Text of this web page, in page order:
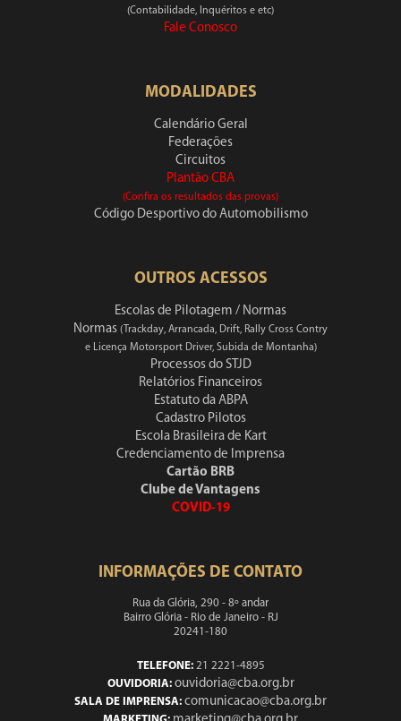
(Contabilidade, Inquéritos e etc)
Fale Conosco
MODALIDADES
Calendário Geral
Federações
Circuitos
Plantão CBA
(Confira os resultados das provas)
Código Desportivo do Automobilismo
OUTROS ACESSOS
Escolas de Pilotagem / Normas
Normas (Trackday, Arrancada, Drift, Rally Cross Contry
e Licença Motorsport Driver, Subida de Montanha)
Processos do STJD
Relatórios Financeiros
Estatuto da ABPA
Cadastro Pilotos
Escola Brasileira de Kart
Credenciamento de Imprensa
Cartão BRB
Clube de Vantagens
COVID-19
INFORMAÇÕES DE CONTATO
Rua da Glória, 290 - 8º andar
Bairro Glória - Rio de Janeiro - RJ
20241-180
TELEFONE:21 2221-4895
OUVIDORIA: ouvidoria@cba.org.br
SALA DE IMPRENSA: comunicacao@cba.org.br